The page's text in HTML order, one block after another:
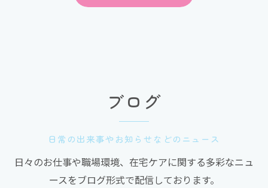
日常の出来事やお知らせなどのニュース
ブログ
日々のお仕事や職場環境、在宅ケアに関する多彩なニュ
ースをブログ形式で配信しております。